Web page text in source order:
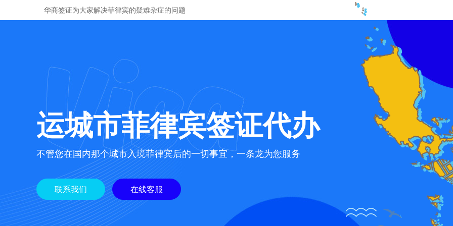
华商签证为大家解决菲律宾的疑难杂症的问题
运城市菲律宾签证代办
不管您在国内那个城市入境菲律宾后的一切事宜，一条龙为您服务
联系我们 在线客服